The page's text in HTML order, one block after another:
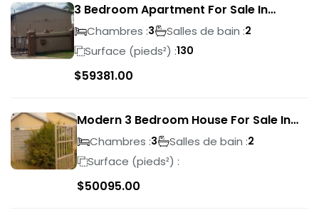
3 Bedroom Apartment For Sale In
Verwoerdpark
Chambres :3 Salles de bain :2
Surface (pieds²) :130
$59381.00
Modern 3 Bedroom House For Sale In
Albertsdal
Chambres :3 Salles de bain :2
Surface (pieds²) :
$50095.00